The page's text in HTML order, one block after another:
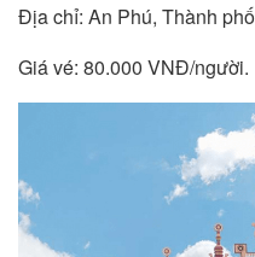
Địa chỉ: An Phú, Thành
Giá vé: 80.000 VNĐ/người.